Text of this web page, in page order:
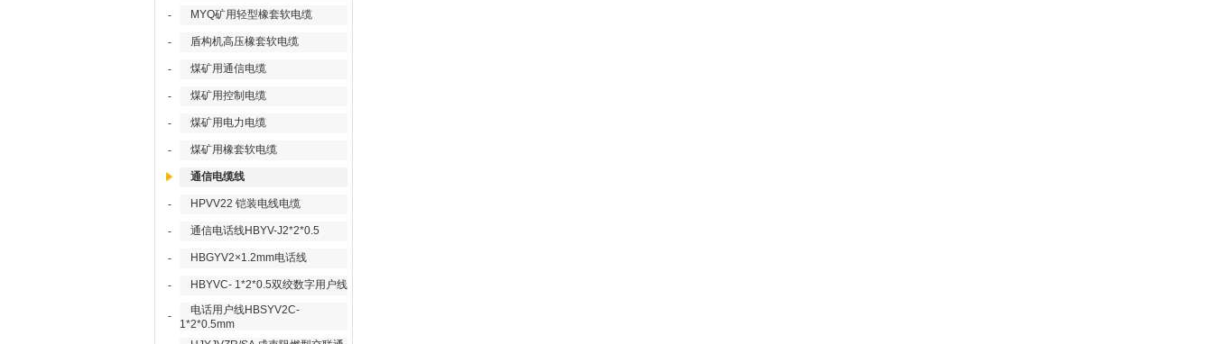
- MYQ矿用轻型橡套软电缆
- 盾构机高压橡套软电缆
- 煤矿用通信电缆
- 煤矿用控制电缆
- 煤矿用电力电缆
- 煤矿用橡套软电缆
通信电缆线
- HPVV22 铠装电线电缆
- 通信电话线HBYV-J2*2*0.5
- HBGYV2×1.2mm电话线
- HBYVC- 1*2*0.5双绞数字用户线
-
电话用户线HBSYV2C-
1*2*0.5mm